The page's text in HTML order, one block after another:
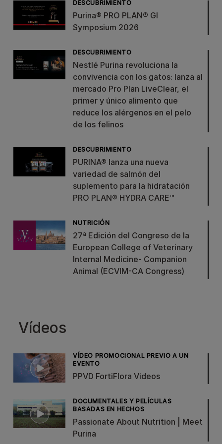
DESCUBRIMIENTO
Purina® PRO PLAN® GI
Symposium 2026
DESCUBRIMIENTO
Nestlé Purina revoluciona la
convivencia con los gatos: lanza al
mercado Pro Plan LiveClear, el
primer y único alimento que
reduce los alérgenos en el pelo
de los felinos
DESCUBRIMIENTO
PURINA® lanza una nueva
variedad de salmón del
suplemento para la hidratación
PRO PLAN® HYDRA CARE™
NUTRICIÓN
27ª Edición del Congreso de la
European College of Veterinary
Internal Medicine- Companion
Animal (ECVIM-CA Congress)
Vídeos
VÍDEO PROMOCIONAL PREVIO A UN
EVENTO
PPVD FortiFlora Videos
DOCUMENTALES Y PELÍCULAS
BASADAS EN HECHOS
Passionate About Nutrition | Meet
Purina